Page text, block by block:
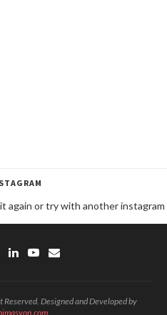
again or try with another instagram
Reserved. Designed and Developed by